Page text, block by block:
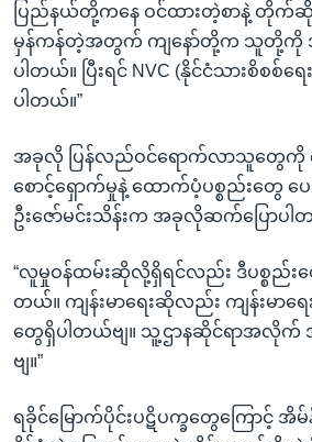
ပြည်နယ်တို့ကနေ ဝင်ထားတဲ့စာနဲ့ တိုက်
မှန်ကန်တဲ့အတွက် ကျနော်တို့က သူတို့ကို
ပါတယ်။ ပြီးရင် NVC (နိုင်ငံသားစိစစ်ရ
ပါတယ်။”
အခုလို ပြန်လည်ဝင်ရောက်လာသူတွေကို က
စောင့်ရှောက်မှုနဲ့ ထောက်ပံ့ပစ္စည်းတွေ
ဦးဇော်မင်းသိန်းက အခုလိုဆက်ပြောပါ
“လူမှုဝန်ထမ်းဆိုလို့ရှိရင်လည်း ဒီပစ္စည်း
တယ်။ ကျန်းမာရေးဆိုလည်း ကျန်းမာရ
တွေရှိပါတယ်ဗျ။ သူ့ဌာနဆိုင်ရာအလို
ဗျ။”
ရခိုင်မြောက်ပိုင်းပဋိပက္ခတွေကြောင့် အိမ်နီ